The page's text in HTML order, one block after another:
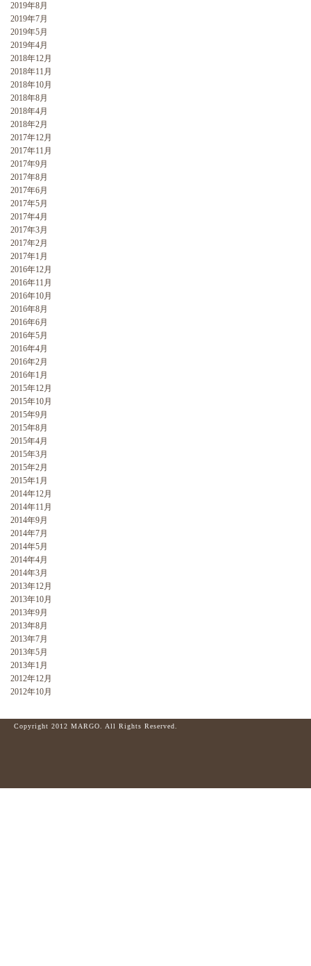
2019年8月
2019年7月
2019年5月
2019年4月
2018年12月
2018年11月
2018年10月
2018年8月
2018年4月
2018年2月
2017年12月
2017年11月
2017年9月
2017年8月
2017年6月
2017年5月
2017年4月
2017年3月
2017年2月
2017年1月
2016年12月
2016年11月
2016年10月
2016年8月
2016年6月
2016年5月
2016年4月
2016年2月
2016年1月
2015年12月
2015年10月
2015年9月
2015年8月
2015年4月
2015年3月
2015年2月
2015年1月
2014年12月
2014年11月
2014年9月
2014年7月
2014年5月
2014年4月
2014年3月
2013年12月
2013年10月
2013年9月
2013年8月
2013年7月
2013年5月
2013年1月
2012年12月
2012年10月
Copyright 2012 MARGO. All Rights Reserved.